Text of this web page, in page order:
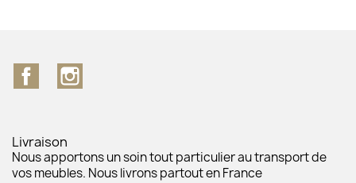
Facebook
Livraison
Nous apportons un soin tout particulier au transport de
vos meubles. Nous livrons partout en France